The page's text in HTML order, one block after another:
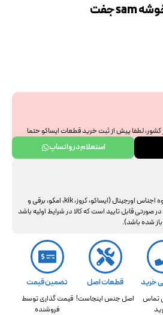
کشور، لطفا پیش از ثبت خرید قطعات ایساکو حتما
فرمایید. از همراهی و درک شما سپاسگزاریم.
استعلام در واتساپ
درخواست مرجوع کردن کالا در گروه اجناس اورجینال (ایساکو، کروز، kik، امکو، برقی و
صورتی قابل تایید است که کالا در شرایط اولیه باشد
شده باشد).
خرید
تماس
قطعات اصل
اصل جنس اینجاست!
تضمین قیمت
قیمت گذاری توسط
فروشنده